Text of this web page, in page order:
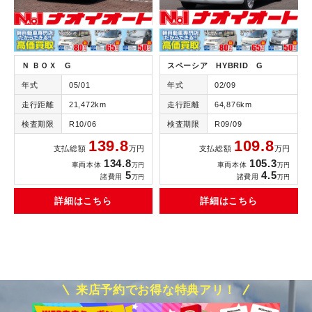
Ｎ ＢＯＸ G
年式 05/01
走行距離 21,472km
検査期限 R10/06
支払総額 139.8万円
車両本体 134.8万円
諸費用 5万円
詳細はこちら
スペーシア HYBRID G
年式 02/09
走行距離 64,876km
検査期限 R09/09
支払総額 109.8万円
車両本体 105.3万円
諸費用 4.5万円
詳細はこちら
来店予約でお得な特典アリ！